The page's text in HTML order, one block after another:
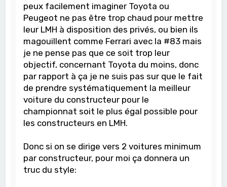
peux facilement imaginer Toyota ou
Peugeot ne pas être trop chaud pour mettre
leur LMH à disposition des privés, ou bien ils
magouillent comme Ferrari avec la #83 mais
je ne pense pas que ce soit trop leur
objectif, concernant Toyota du moins, donc
par rapport à ça je ne suis pas sur que le fait
de prendre systématiquement la meilleur
voiture du constructeur pour le
championnat soit le plus égal possible pour
les constructeurs en LMH.
Donc si on se dirige vers 2 voitures minimum
par constructeur, pour moi ça donnera un
truc du style: